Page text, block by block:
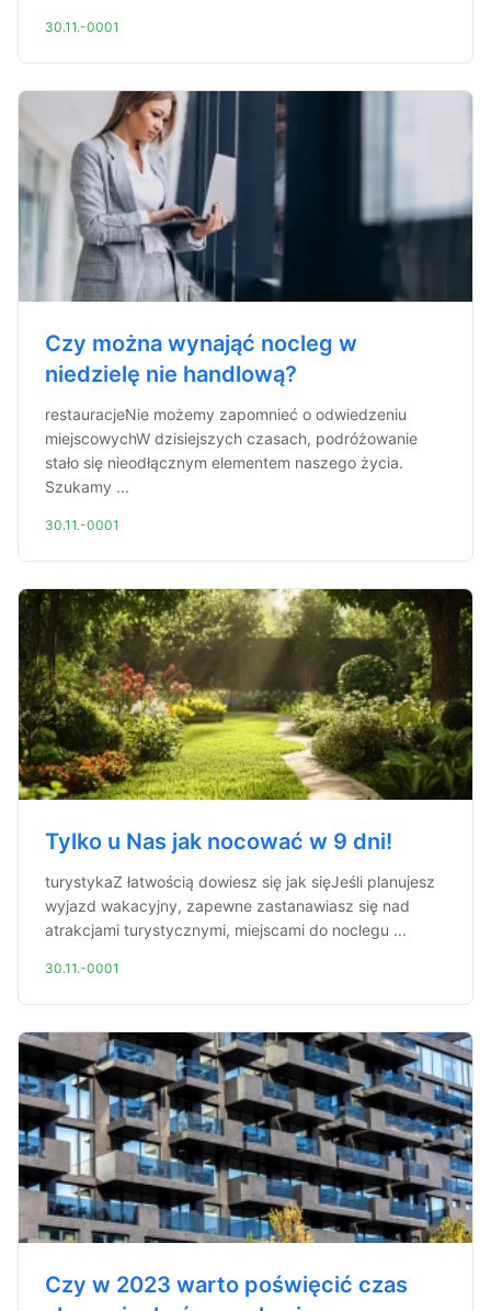
30.11.-0001
Czy można wynająć nocleg w
niedzielę nie handlową?
restauracjeNie możemy zapomnieć o odwiedzeniu
miejscowychW dzisiejszych czasach, podróżowanie
stało się nieodłącznym elementem naszego życia.
Szukamy ...
30.11.-0001
Tylko u Nas jak nocować w 9 dni!
turystykaZ łatwością dowiesz się jak sięJeśli planujesz
wyjazd wakacyjny, zapewne zastanawiasz się nad
atrakcjami turystycznymi, miejscami do noclegu ...
30.11.-0001
Czy w 2023 warto poświęcić czas